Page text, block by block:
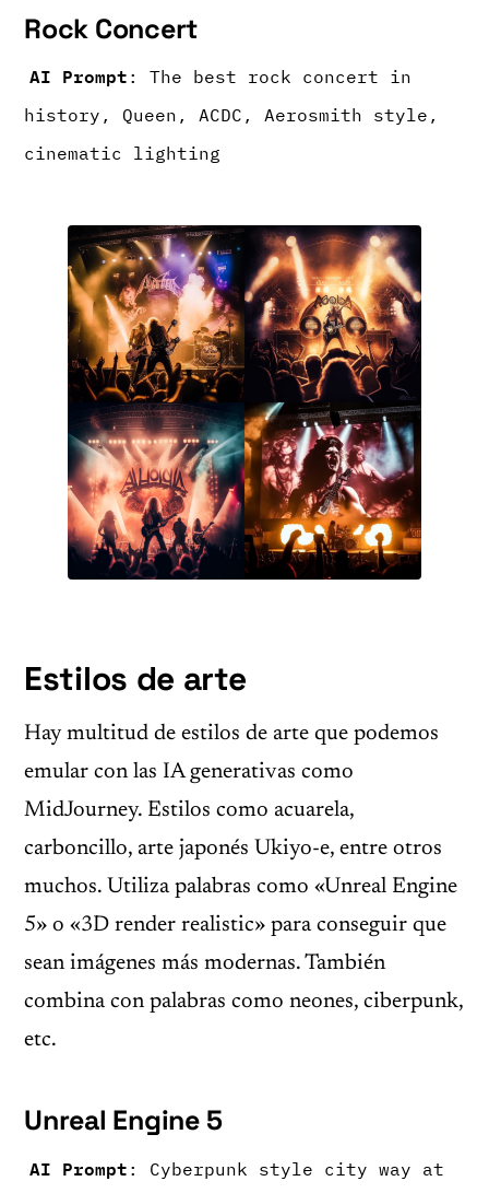
Rock Concert
AI Prompt: The best rock concert in
history, Queen, ACDC, Aerosmith style,
cinematic lighting
Estilos de arte
Hay multitud de estilos de arte que podemos
emular con las IA generativas como
MidJourney. Estilos como acuarela,
carboncillo, arte japonés Ukiyo-e, entre otros
muchos. Utiliza palabras como «Unreal Engine
5» o «3D render realistic» para conseguir que
sean imágenes más modernas. También
combina con palabras como neones, ciberpunk,
etc.
Unreal Engine 5
AI Prompt: Cyberpunk style city way at